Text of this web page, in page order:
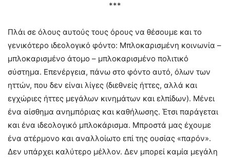
***
Πλάι σε όλους αυτούς τους όρους να θέσουμε και το
γενικότερο ιδεολογικό φόντο: Μπλοκαρισμένη κοινωνία –
μπλοκαρισμένο άτομο – μπλοκαρισμένο πολιτικό
σύστημα. Επενέργεια, πάνω στο φόντο αυτό, όλων των
ηττών, που δεν είναι λίγες (διεθνείς ήττες, αλλά και
εγχώριες ήττες μεγάλων κινημάτων και ελπίδων). Μένει
ένα αίσθημα ανημπόριας και καθήλωσης. Έτσι παράγεται
και ένα ιδεολογικό μπλοκάρισμα. Μπροστά μας έχουμε
ένα ατέρμονο και αναλλοίωτο επί της ουσίας «παρόν».
Δεν υπάρχει καλύτερο μέλλον. Δεν μπορεί καμία μεγάλη